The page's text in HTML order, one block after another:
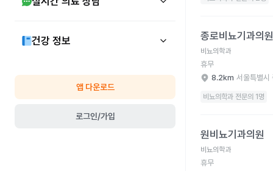
건강 정보
앱 다운로드
로그인/가입
종로비뇨기과의원
비뇨의학과
휴무
8.2km 서울특별시
비뇨의학과 전문의 1명
원비뇨기과의원
비뇨의학과
휴무